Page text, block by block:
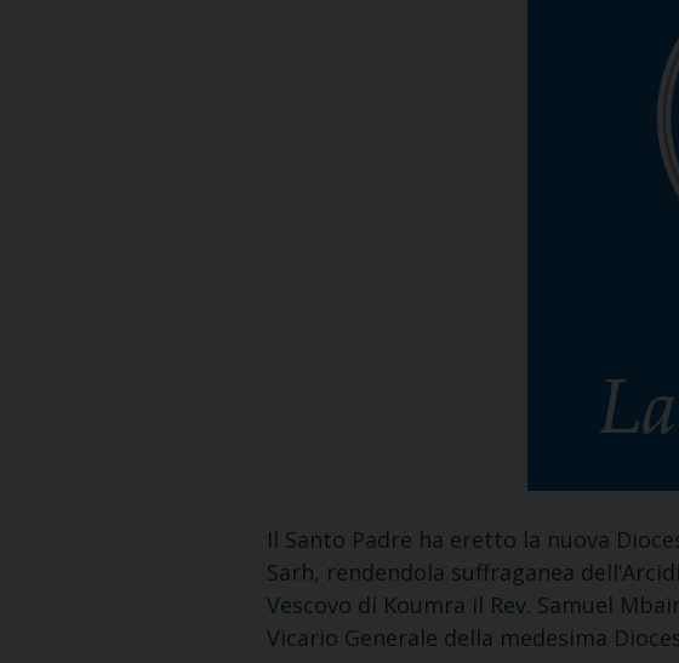
Il Santo Padre ha eretto la nuova
Sarh, rendendola suffraganea
Vescovo di Koumra il Rev. Samuel
Vicario Generale della medesima